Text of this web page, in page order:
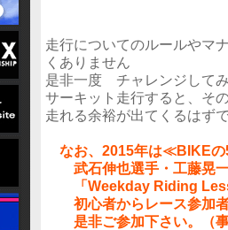
走行についてのルールやマ
くありません
是非一度 チャレンジして
サーキット走行すると、そ
走れる余裕が出てくるはず
なお、2015年は≪BIKE
武石伸也選手・工藤晃一
「Weekday Riding
初心者からレース参加者
是非ご参加下さい。（事